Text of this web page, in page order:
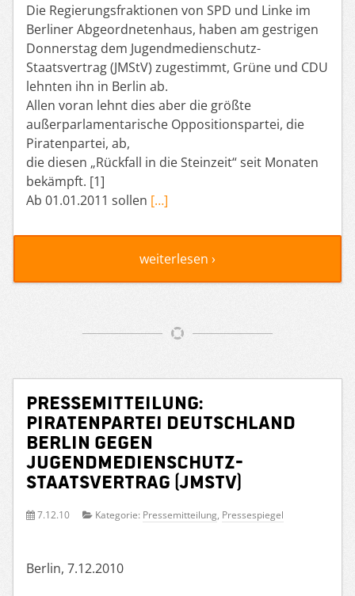
Die Regierungsfraktionen von SPD und Linke im
Berliner Abgeordnetenhaus, haben am gestrigen
Donnerstag dem Jugendmedienschutz-
Staatsvertrag (JMStV) zugestimmt, Grüne und CDU
lehnten ihn in Berlin ab.
Allen voran lehnt dies aber die größte
außerparlamentarische Oppositionspartei, die
Piratenpartei, ab,
die diesen „Rückfall in die Steinzeit“ seit Monaten
bekämpft. [1]
Ab 01.01.2011 sollen […]
weiterlesen ›
Pressemitteilung:
Piratenpartei Deutschland
Berlin gegen
Jugendmedienschutz-
Staatsvertrag (JMStV)
7.12.10 Kategorie: Pressemitteilung, Pressespiegel
Berlin, 7.12.2010